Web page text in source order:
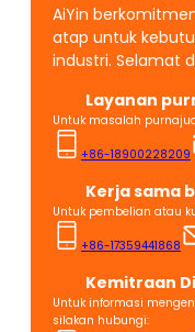
AiYin
atap untuk
industri. Selamat
Layanan
Untuk masalah
+86-18900228209
Kerja sama
Untuk pembelian atau
+86-17359441868
Kemitraan
Untuk informasi
silakan hubungi: